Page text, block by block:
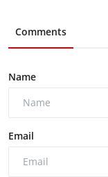
Comments
Name
Email